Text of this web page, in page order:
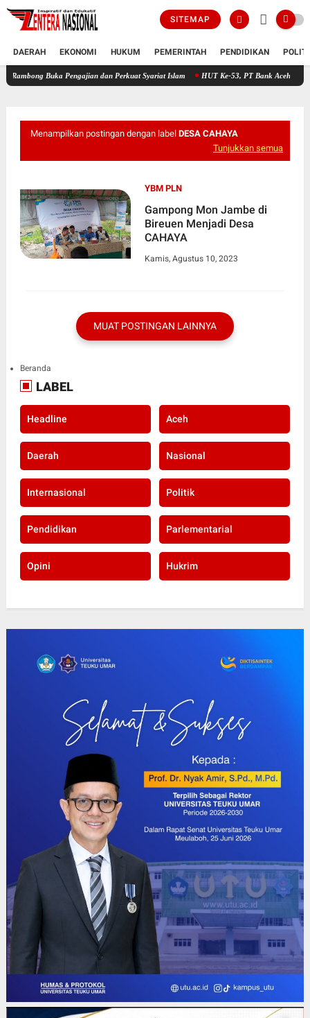
SITEMAP
DAERAH EKONOMI HUKUM PEMERINTAH PENDIDIKAN
Pengajian dan Perkuat Syariat Islam HUT Ke-53, PT Bank Aceh Syariah KC
Menampilkan postingan dengan label DESA CAHAYA
Tunjukkan semua
YBM PLN
Gampong Mon Jambe di
Bireuen Menjadi Desa
CAHAYA
Kamis, Agustus 10, 2023
MUAT POSTINGAN LAINNYA
Beranda
LABEL
Headline Aceh
Daerah Nasional
Internasional Politik
Pendidikan Parlementarial
Opini Hukrim